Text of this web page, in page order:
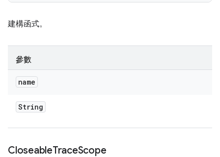
建構函式。
參數
name
String
CloseableTraceScope